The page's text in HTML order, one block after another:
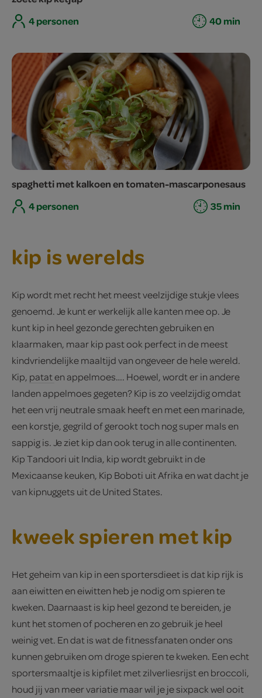
4 personen
40 min
spaghetti met kalkoen en tomaten-mascarponesaus
4 personen
35 min
kip is werelds
Kip wordt met recht het meest veelzijdige stukje vlees
genoemd. Je kunt er werkelijk alle kanten mee op. Je
kunt kip in heel gezonde gerechten gebruiken en
klaarmaken, maar kip past ook perfect in de meest
kindvriendelijke maaltijd van ongeveer de hele wereld.
Kip, pataten appelmoes…. Hoewel, wordt er in andere
landen appelmoes gegeten? Kip is zo veelzijdig omdat
het een vrij neutrale smaak heeft en met een marinade,
een korstje, gegrild of gerookt toch nog super mals en
sappig is. Je ziet kip dan ook terug in alle continenten.
Kip Tandoori uit India, kip wordt gebruikt in de
Mexicaanse keuken, Kip Boboti uit Afrika en wat dacht je
van kipnuggets uit de United States.
kweek spieren met kip
Het geheim van kip in een sportersdieet is dat kip rijk is
aan eiwitten en eiwitten heb je nodig om spieren te
kweken. Daarnaast is kip heel gezond te bereiden, je
kunt het stomen of pocheren en zo gebruik je heel
weinig vet. En dat is wat de fitnessfanaten onder ons
kunnen gebruiken om droge spieren te kweken. Een echt
sportersmaaltje is kipfilet met zilverliesrijst en broccoli,
houd jij van meer variatie maar wil je je sixpack wel ooit